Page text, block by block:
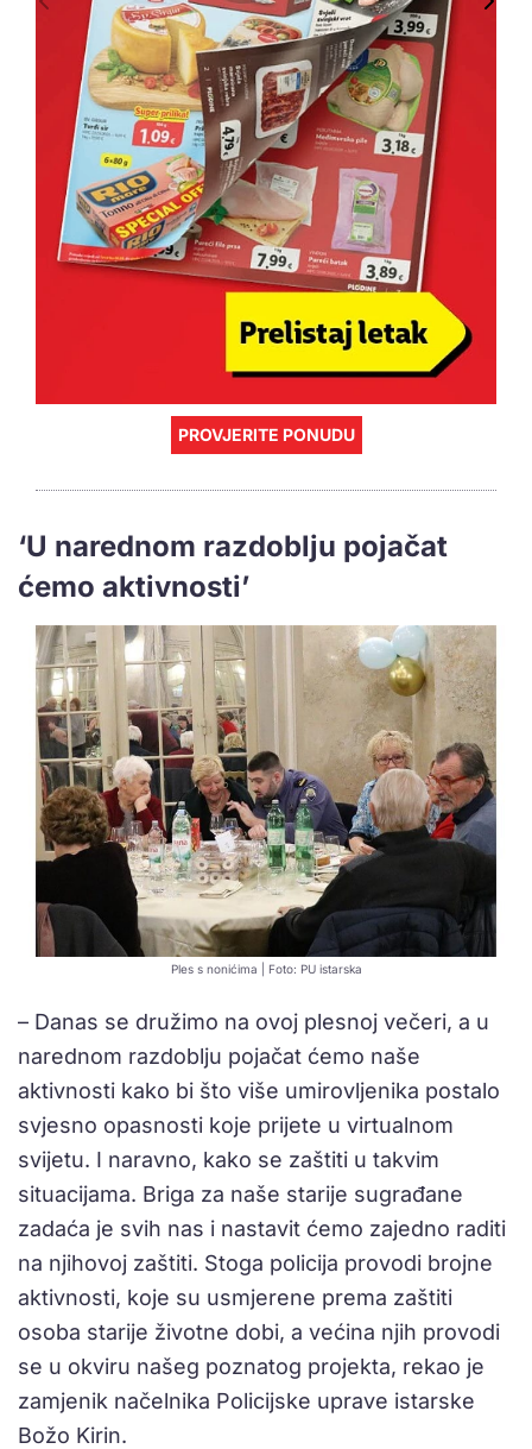
PROVJERITE PONUDU
‘U narednom razdoblju pojačat
ćemo aktivnosti’
Ples s nonićima | Foto: PU istarska
– Danas se družimo na ovoj plesnoj večeri, a u
narednom razdoblju pojačat ćemo naše
aktivnosti kako bi što više umirovljenika postalo
svjesno opasnosti koje prijete u virtualnom
svijetu. I naravno, kako se zaštiti u takvim
situacijama. Briga za naše starije sugrađane
zadaća je svih nas i nastavit ćemo zajedno raditi
na njihovoj zaštiti. Stoga policija provodi brojne
aktivnosti, koje su usmjerene prema zaštiti
osoba starije životne dobi, a većina njih provodi
se u okviru našeg poznatog projekta, rekao je
zamjenik načelnika Policijske uprave istarske
Božo Kirin.